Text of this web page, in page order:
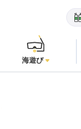
オープン
海遊び